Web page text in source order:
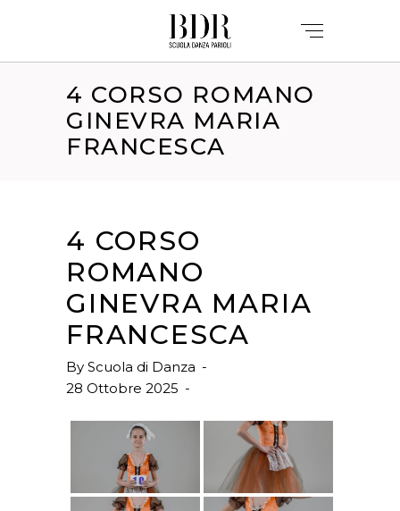
4 CORSO ROMANO
GINEVRA MARIA
FRANCESCA
4 CORSO
ROMANO
GINEVRA MARIA
FRANCESCA
By Scuola di Danza
28 Ottobre 2025